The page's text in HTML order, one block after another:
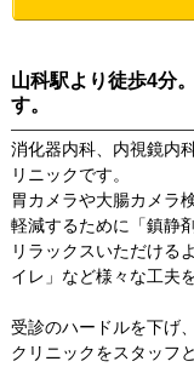
山科駅より徒歩4分
す。
消化器内科、内視鏡内
リニックです。
胃カメラや大腸カメラ
軽減するために「鎮静
リラックスいただける
イレ」など様々な工夫
受診のハードルを下げ
クリニックをスタッフ